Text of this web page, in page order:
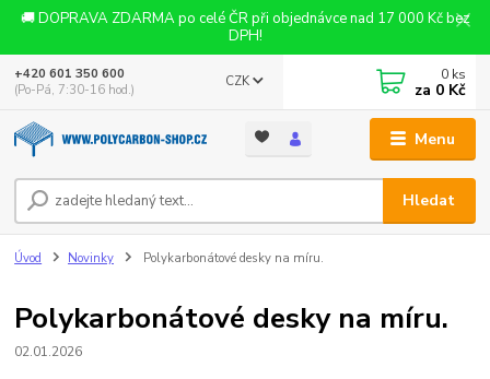
🚚 DOPRAVA ZDARMA po celé ČR při objednávce nad 17 000 Kč bez
DPH!
Menu
CZK
Hledat
+420 601 350 600
(Po-Pá, 7:30-16 hod.)
0 ks
za 0 Kč
Úvod Novinky Polykarbonátové desky na míru.
Polykarbonátové desky na míru.
02.01.2026